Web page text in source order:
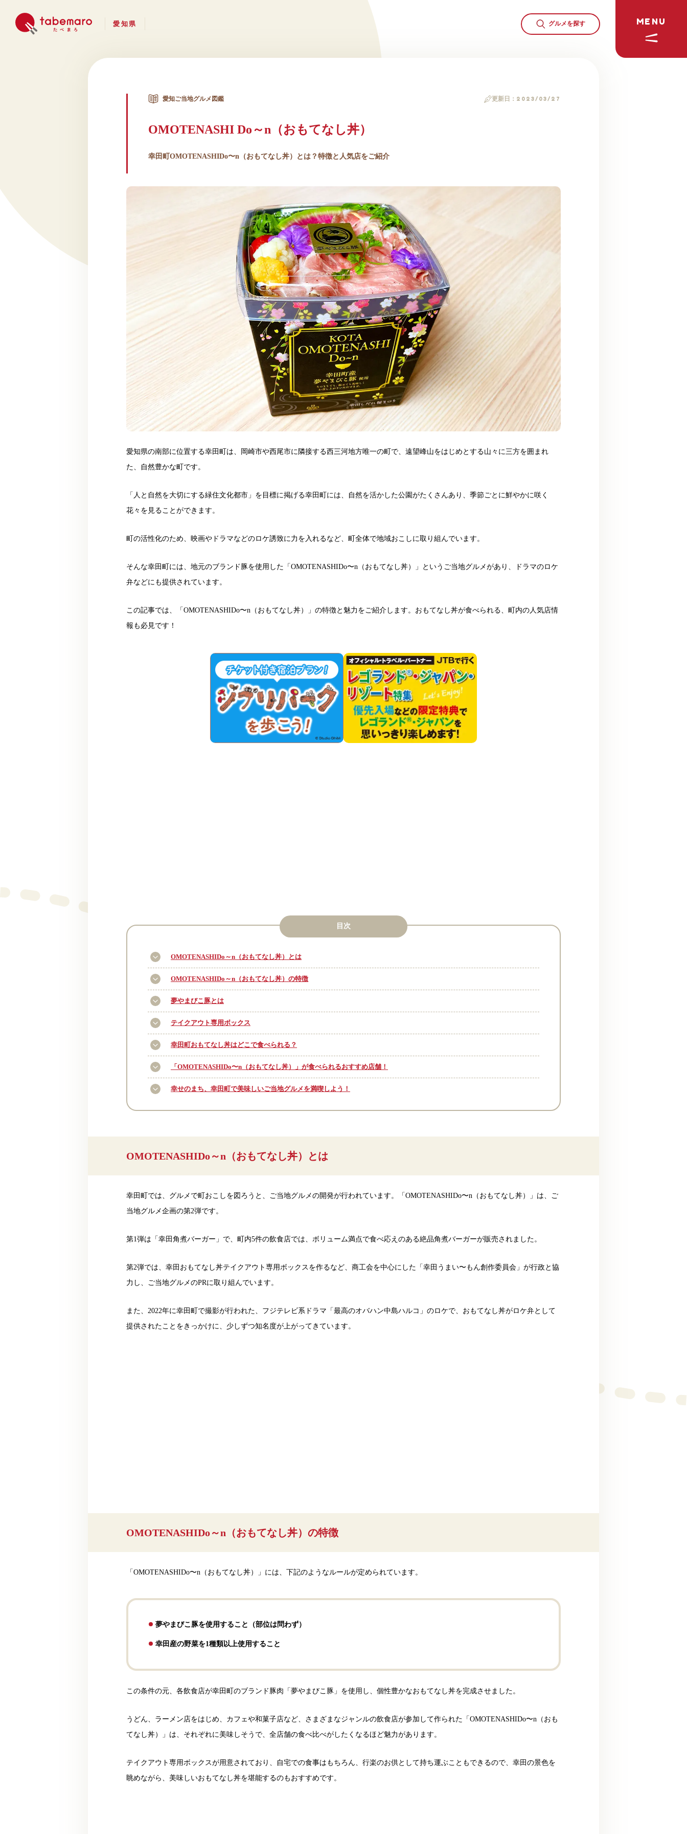
愛知県 MENU
グルメを探す
愛知ご当地グルメ図鑑 更新日： 2023/03/27
OMOTENASHI Do～n（おもてなし丼）
幸田町OMOTENASHIDo〜n（おもてなし丼）とは？特徴と人気店をご紹介
愛知県の南部に位置する幸田町は、岡崎市や西尾市に隣接する西三河地方唯一の町で、遠望峰山をはじめとする山々に三方を囲まれ
た、自然豊かな町です。
「人と自然を大切にする緑住文化都市」を目標に掲げる幸田町には、自然を活かした公園がたくさんあり、季節ごとに鮮やかに咲く
花々を見ることができます。
町の活性化のため、映画やドラマなどのロケ誘致に力を入れるなど、町全体で地域おこしに取り組んでいます。
そんな幸田町には、地元のブランド豚を使用した「OMOTENASHIDo〜n（おもてなし丼）」というご当地グルメがあり、ドラマのロケ
弁などにも提供されています。
この記事では、「OMOTENASHIDo〜n（おもてなし丼）」の特徴と魅力をご紹介します。おもてなし丼が食べられる、町内の人気店情
報も必見です！
目次
OMOTENASHIDo～n（おもてなし丼）とは
OMOTENASHIDo～n（おもてなし丼）の特徴
夢やまびこ豚とは
テイクアウト専用ボックス
幸田町おもてなし丼はどこで食べられる？
「OMOTENASHIDo〜n（おもてなし丼）」が食べられるおすすめ店舗！
幸せのまち、幸田町で美味しいご当地グルメを満喫しよう！
OMOTENASHIDo～n（おもてなし丼）とは
幸田町では、グルメで町おこしを図ろうと、ご当地グルメの開発が行われています。「OMOTENASHIDo〜n（おもてなし丼）」は、ご
当地グルメ企画の第2弾です。
第1弾は「幸田角煮バーガー」で、町内5件の飲食店では、ボリューム満点で食べ応えのある絶品角煮バーガーが販売されました。
第2弾では、幸田おもてなし丼テイクアウト専用ボックスを作るなど、商工会を中心にした「幸田うまい〜もん創作委員会」が行政と協
力し、ご当地グルメのPRに取り組んでいます。
また、2022年に幸田町で撮影が行われた、フジテレビ系ドラマ「最高のオバハン中島ハルコ」のロケで、おもてなし丼がロケ弁として
提供されたことをきっかけに、少しずつ知名度が上がってきています。
OMOTENASHIDo～n（おもてなし丼）の特徴
「OMOTENASHIDo〜n（おもてなし丼）」には、下記のようなルールが定められています。
夢やまびこ豚を使用すること（部位は問わず）
幸田産の野菜を1種類以上使用すること
この条件の元、各飲食店が幸田町のブランド豚肉「夢やまびこ豚」を使用し、個性豊かなおもてなし丼を完成させました。
うどん、ラーメン店をはじめ、カフェや和菓子店など、さまざまなジャンルの飲食店が参加して作られた「OMOTENASHIDo〜n（おも
てなし丼）」は、それぞれに美味しそうで、全店舗の食べ比べがしたくなるほど魅力があります。
テイクアウト専用ボックスが用意されており、自宅での食事はもちろん、行楽のお供として持ち運ぶこともできるので、幸田の景色を
眺めながら、美味しいおもてなし丼を堪能するのもおすすめです。